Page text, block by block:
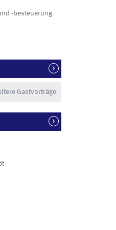
-besteuerung
Gastvorträge